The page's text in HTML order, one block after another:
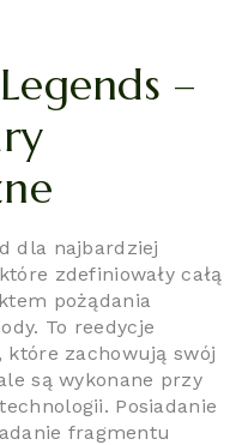
–
dla najbardziej
zdefiniowały całą
pożądania
To reedycje
zachowują swój
są wykonane przy
Posiadanie
fragmentu